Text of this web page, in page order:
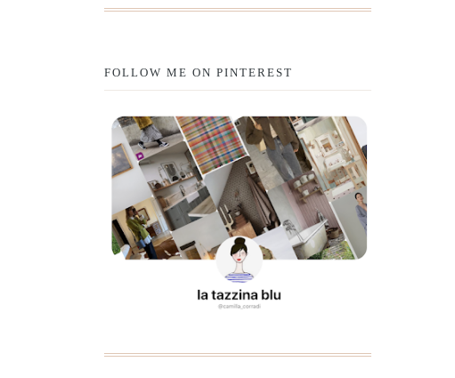
FOLLOW ME ON PINTEREST